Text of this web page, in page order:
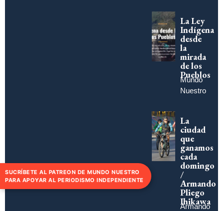
La Ley
Indígena
desde
la
mirada
de los
Pueblos
Mundo
Nuestro
La
ciudad
que
ganamos
cada
domingo
/
Armando
Pliego
Ihikawa
Armando
SUCRÍBETE AL PATREON DE MUNDO NUESTRO
PARA APOYAR AL PERIODISMO INDEPENDIENTE